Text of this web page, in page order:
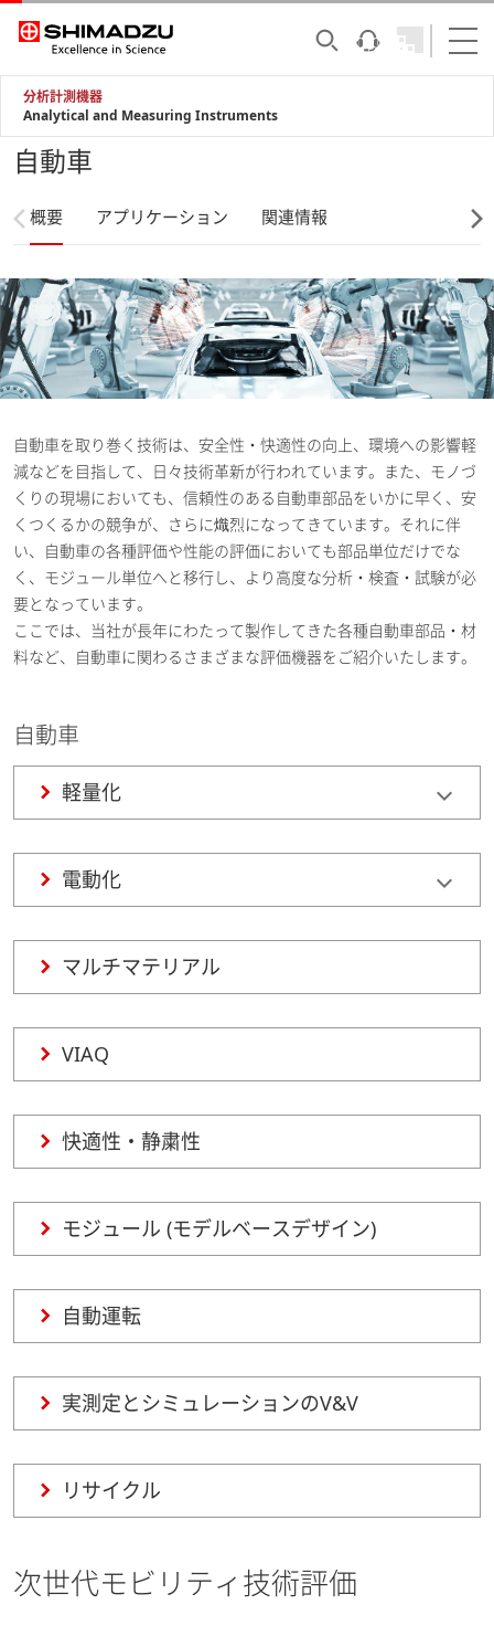
分析計測機器
Analytical and Measuring Instruments
自動車
概要 アプリケーション 関連情報
自動車を取り巻く技術は、安全性・快適性の向上、環境への影響軽
減などを目指して、日々技術革新が行われています。また、モノづ
くりの現場においても、信頼性のある自動車部品をいかに早く、安
くつくるかの競争が、さらに熾烈になってきています。それに伴
い、自動車の各種評価や性能の評価においても部品単位だけでな
く、モジュール単位へと移行し、より高度な分析・検査・試験が必
要となっています。
ここでは、当社が長年にわたって製作してきた各種自動車部品・材
料など、自動車に関わるさまざまな評価機器をご紹介いたします。
自動車
軽量化
電動化
マルチマテリアル
VIAQ
快適性・静粛性
モジュール (モデルベースデザイン)
自動運転
実測定とシミュレーションのV&V
リサイクル
次世代モビリティ技術評価